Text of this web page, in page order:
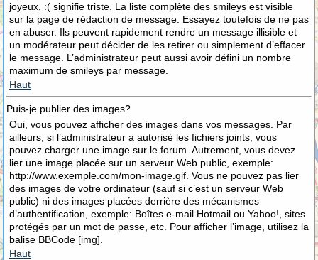
joyeux, :( signifie triste. La liste complète des smileys est visible
sur la page de rédaction de message. Essayez toutefois de ne pas
en abuser. Ils peuvent rapidement rendre un message illisible et
un modérateur peut décider de les retirer ou simplement d’effacer
le message. L’administrateur peut aussi avoir défini un nombre
maximum de smileys par message.
Haut
Puis-je publier des images?
Oui, vous pouvez afficher des images dans vos messages. Par
ailleurs, si l’administrateur a autorisé les fichiers joints, vous
pouvez charger une image sur le forum. Autrement, vous devez
lier une image placée sur un serveur Web public, exemple:
http://www.exemple.com/mon-image.gif. Vous ne pouvez pas lier
des images de votre ordinateur (sauf si c’est un serveur Web
public) ni des images placées derrière des mécanismes
d’authentification, exemple: Boîtes e-mail Hotmail ou Yahoo!, sites
protégés par un mot de passe, etc. Pour afficher l’image, utilisez la
balise BBCode [img].
Haut